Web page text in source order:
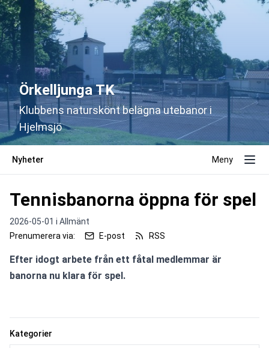
Örkelljunga TK
Klubbens naturskönt belägna utebanor i
Hjelmsjö
Nyheter Meny
Kategorier
Tennisbanorna öppna för spel
2026-05-01 i Allmänt
Prenumerera via:
E-post RSS
Efter idogt arbete från ett fåtal medlemmar är
banorna nu klara för spel.